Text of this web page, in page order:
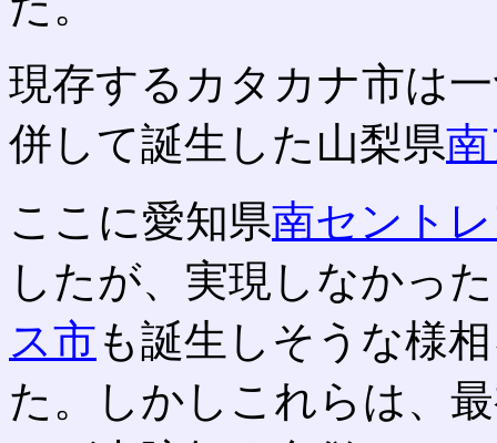
現存するカタカナ市は
併して誕生した山梨県
ここに愛知県南セント
したが、実現しなかっ
ス市も誕生しそうな様
た。しかしこれらは、